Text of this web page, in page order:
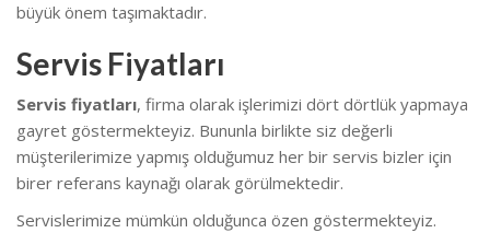
büyük önem taşımaktadır.
Servis Fiyatları
Servis fiyatları, firma olarak işlerimizi dört dörtlük yapmaya
gayret göstermekteyiz. Bununla birlikte siz değerli
müşterilerimize yapmış olduğumuz her bir servis bizler için
birer referans kaynağı olarak görülmektedir.
Servislerimize mümkün olduğunca özen göstermekteyiz.